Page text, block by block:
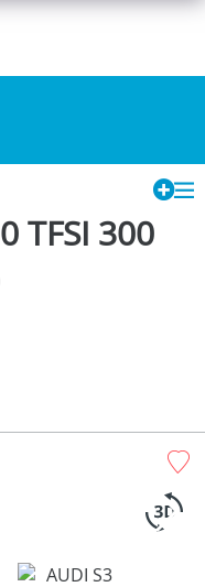
TFSI 300